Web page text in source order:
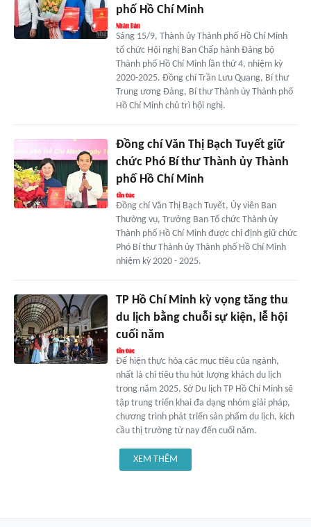
phố Hồ Chí Minh
Sáng 15/9, Thành ủy Thành phố Hồ Chí Minh
tổ chức Hội nghị Ban Chấp hành Đảng bộ
Thành phố Hồ Chí Minh lần thứ 4, nhiệm kỳ
2020-2025. Đồng chí Trần Lưu Quang, Bí thư
Trung ương Đảng, Bí thư Thành ủy Thành phố
Hồ Chí Minh chủ trì hội nghị.
Đồng chí Văn Thị Bạch Tuyết giữ
chức Phó Bí thư Thành ủy Thành
phố Hồ Chí Minh
Đồng chí Văn Thị Bạch Tuyết, Ủy viên Ban
Thường vụ, Trưởng Ban Tổ chức Thành ủy
Thành phố Hồ Chí Minh được chỉ định giữ chức
Phó Bí thư Thành ủy Thành phố Hồ Chí Minh
nhiệm kỳ 2020 - 2025.
TP Hồ Chí Minh kỳ vọng tăng thu
du lịch bằng chuỗi sự kiện, lễ hội
cuối năm
Để hiện thực hóa các mục tiêu của ngành,
nhất là chỉ tiêu thu hút lượng khách du lịch
trong năm 2025, Sở Du lịch TP Hồ Chí Minh sẽ
tập trung triển khai đa dạng nhóm giải pháp,
chương trình phát triển sản phẩm du lịch, kích
cầu thị trường từ nay đến cuối năm.
XEM THÊM